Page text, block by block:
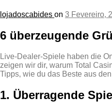
lojadoscabides on 3 Fevereiro,
6 überzeugende
Live‑Dealer‑Spiele haben die
zeigen wir dir, warum Total
Tipps, wie du das Beste aus
1. Überragende